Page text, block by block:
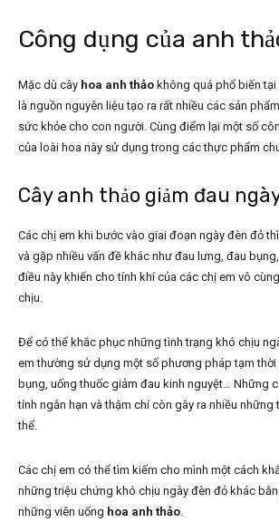
Công dụng của anh
Mặc dù cây hoa anh thảo không quá phổ biến
là nguồn nguyên liệu tạo ra rất nhiều các sản
sức khỏe cho con người. Cùng điểm lại một số
của loài hoa này sử dụng trong các thực phẩm
Cây anh thảo giảm đau
Các chị em khi bước vào giai đoạn ngày đèn đỏ
và gặp nhiều vấn đề khác như đau lưng, đau
điều này khiến cho tính khí của các chị em vô
chịu.
Để có thể khắc phục những tình trạng khó chịu
em thường sử dụng một số phương pháp tạm
bụng, uống thuốc giảm đau kinh nguyệt… Những
tính ngắn hạn và thậm chí còn gây ra nhiều
thể.
Các chị em có thể tìm kiếm cho mình một cách
những triệu chứng khó chịu ngày đèn đỏ khác
những viên uống hoa anh thảo